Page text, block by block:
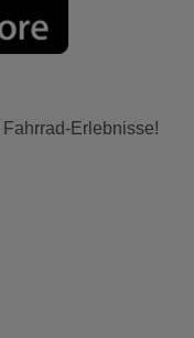
Erlebnisse!